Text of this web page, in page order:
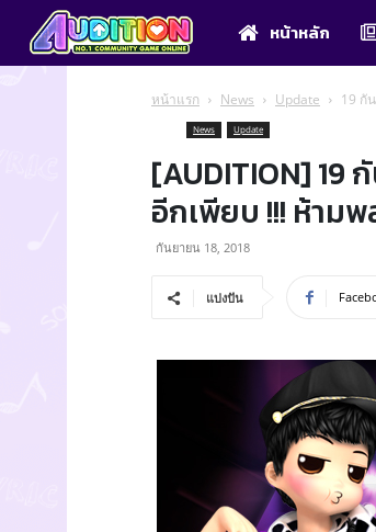
Auditionหน้าหลัก
หน้าแรก News Update 19 กั
News Update
[AUDITION] 19
อีกเพียบ !!! ห้าม
กันยายน 18, 2018
แบ่งปัน